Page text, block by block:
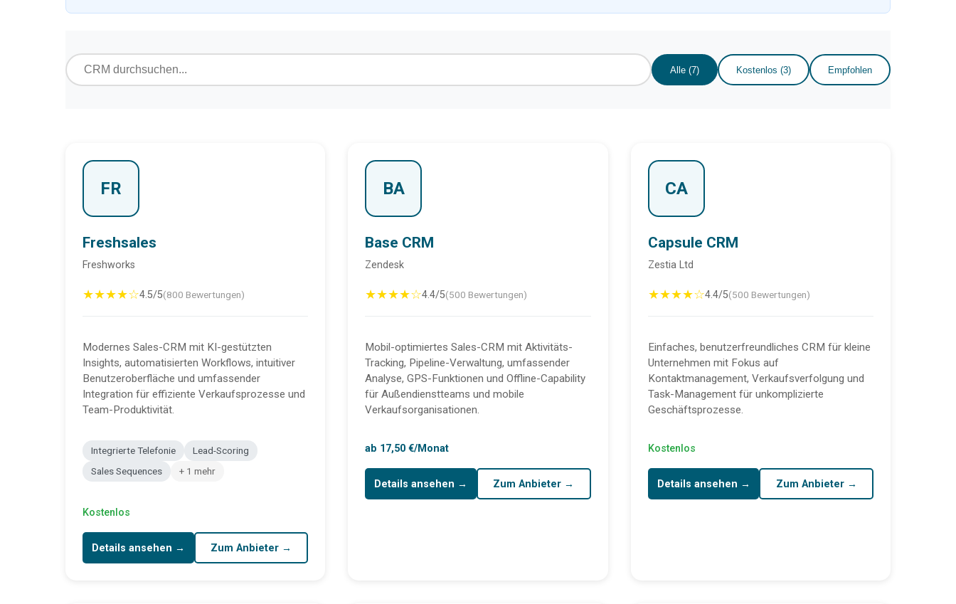
Alle (7) Kostenlos (3) Empfohlen
FR
Freshsales
Freshworks
★★★★☆4.5/5(800 Bewertungen)
Modernes Sales-CRM mit KI-gestützten
Insights, automatisierten Workflows, intuitiver
Benutzeroberfläche und umfassender
Integration für effiziente Verkaufsprozesse und
Team-Produktivität.
Integrierte Telefonie
Lead-Scoring
Sales Sequences
+ 1 mehr
Kostenlos
Details ansehen → Zum Anbieter →
BA
Base CRM
Zendesk
★★★★☆4.4/5(500 Bewertungen)
Mobil-optimiertes Sales-CRM mit Aktivitäts-
Tracking, Pipeline-Verwaltung, umfassender
Analyse, GPS-Funktionen und Offline-Capability
für Außendienstteams und mobile
Verkaufsorganisationen.
ab 17,50 €/Monat
Details ansehen → Zum Anbieter →
CA
Capsule CRM
Zestia Ltd
★★★★☆4.4/5(500 Bewertungen)
Einfaches, benutzerfreundliches CRM für kleine
Unternehmen mit Fokus auf
Kontaktmanagement, Verkaufsverfolgung und
Task-Management für unkomplizierte
Geschäftsprozesse.
Kostenlos
Details ansehen → Zum Anbieter →